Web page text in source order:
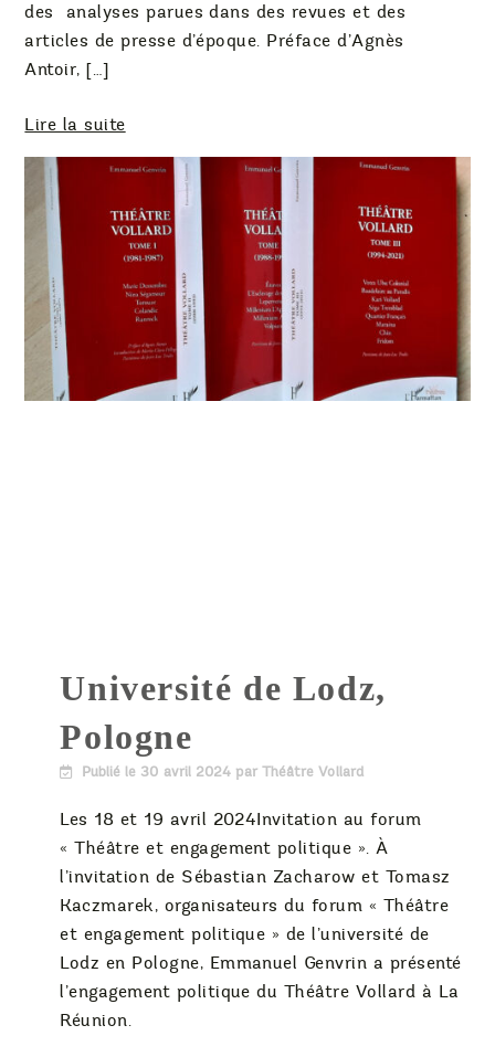
des analyses parues dans des revues et des
articles de presse d’époque. Préface d’Agnès
Antoir, […]
Lire la suite
Université de Lodz,
Pologne
Publié le 30 avril 2024 par Théâtre Vollard
Les 18 et 19 avril 2024Invitation au forum
« Théâtre et engagement politique ». À
l’invitation de Sébastian Zacharow et Tomasz
Kaczmarek, organisateurs du forum « Théâtre
et engagement politique » de l’université de
Lodz en Pologne, Emmanuel Genvrin a présenté
l’engagement politique du Théâtre Vollard à La
Réunion.